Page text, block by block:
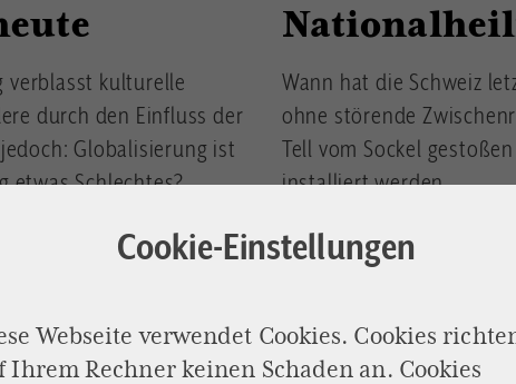
verblasst kulturelle
durch den Einfluss der
Globalisierung ist
etwas Schlechtes?
Wann hat die Schweiz
ohne störende
Tell vom Sockel
installiert werden.
Von Stefan Millius
Cookie-Einstellungen
Webseite verwendet Cookies. Cookies
Ihrem Rechner keinen Schaden an. Cookies